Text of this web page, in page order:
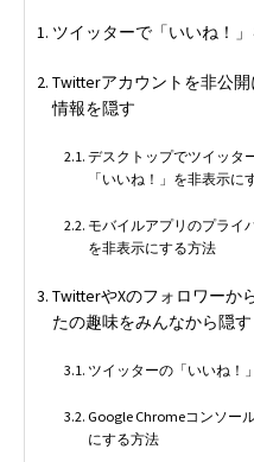
ツイッターで「いいね！
Twitterアカウントを非公
情報を隠す
デスクトップでツイッタ
「いいね！」を非表示に
モバイルアプリのプライ
を非表示にする方法
TwitterやXのフォロワーか
たの趣味をみんなから隠す
ツイッターの「いいね！
Google Chromeコンソー
にする方法